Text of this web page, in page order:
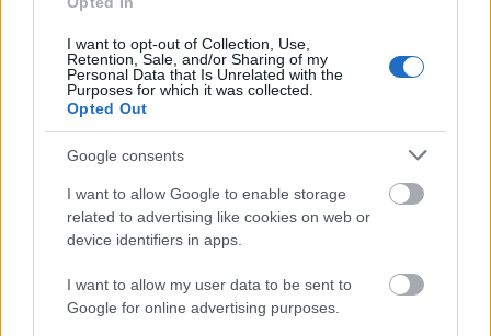
I want to opt-out of Collection, Use,
Retention, Sale, and/or Sharing of my
Personal Data that Is Unrelated with the
Purposes for which it was collected.
Opted Out
Google consents
I want to allow Google to enable storage
related to advertising like cookies on web or
device identifiers in apps.
I want to allow my user data to be sent to
Google for online advertising purposes.
érzés"
mtothorsi•2020. július 15.
Megtartotta évadzáró társulati ülését a Tomcsa
Sándor Színház. A világjárvány próbára tette az